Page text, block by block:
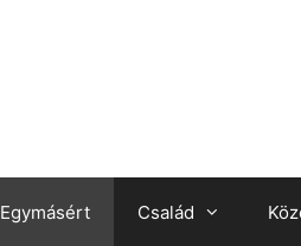
Egymásért Család